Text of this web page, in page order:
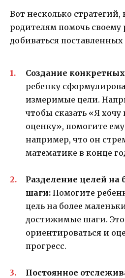
Вот несколько
родителям помочь своему
добиваться поставленных
Создание
ребенку
измеримые цели.
чтобы сказать «Я
оценку», помогите
например, что он
математике в конце
Разделение целей на
шаги: Помогите
цель на более
достижимые шаги.
ориентироваться и
прогресс.
Постоянное